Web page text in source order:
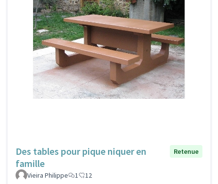
Des tables pour pique niquer en
famille
Retenue
Vieira Philippe 1 12